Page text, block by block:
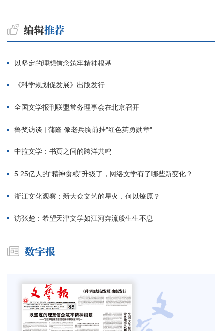
以坚定的理想信念筑牢精神根基
《科学规划促发展》出版发行
全国文学报刊联盟常务理事会在北京召开
鲁奖访谈 | 蒲隆:像老兵胸前挂"红色英勇勋章"
中拉文学：书页之间的跨洋共鸣
5.25亿人的“精神食粮”升级了，网络文学有了哪些新变化？
浙江文化观察：新大众文艺的星火，何以燎原？
访张楚：希望天津文学如江河奔流般生生不息